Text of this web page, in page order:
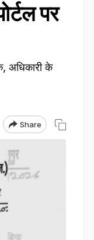
पर
अधिकारी के
Share